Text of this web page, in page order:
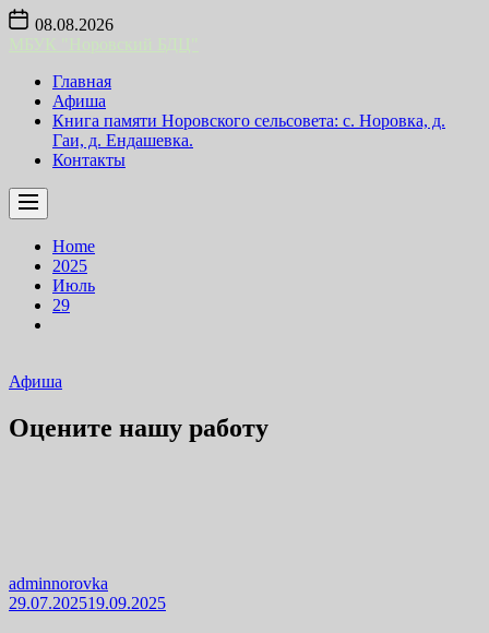
Skip
content
08.08.2026
Главная
Афиша
Книга памяти Норовского сельсовета: с. Норовка, д.
Гаи, д. Ендашевка.
Контакты
Home
2025
Июль
29
Афиша
Оцените нашу работу
adminnorovka
29.07.202519.09.2025